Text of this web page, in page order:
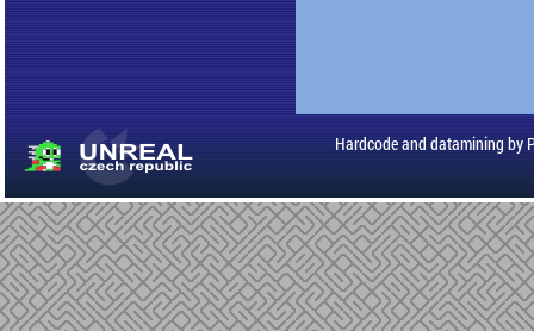
Hardcode and datamining by